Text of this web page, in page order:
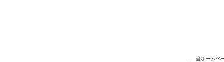
当ホームペ